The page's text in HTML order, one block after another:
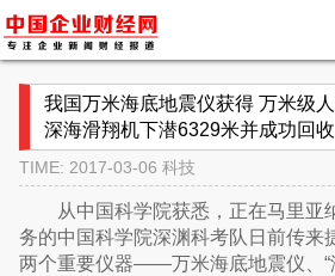
我国万米海底地震仪获得 万米级
深海滑翔机下潜6329米并成功回收
TIME: 2017-03-06 科技
从中国科学院获悉，正在马里亚
务的中国科学院深渊科考队日前传来
两个重要仪器——万米海底地震仪、“